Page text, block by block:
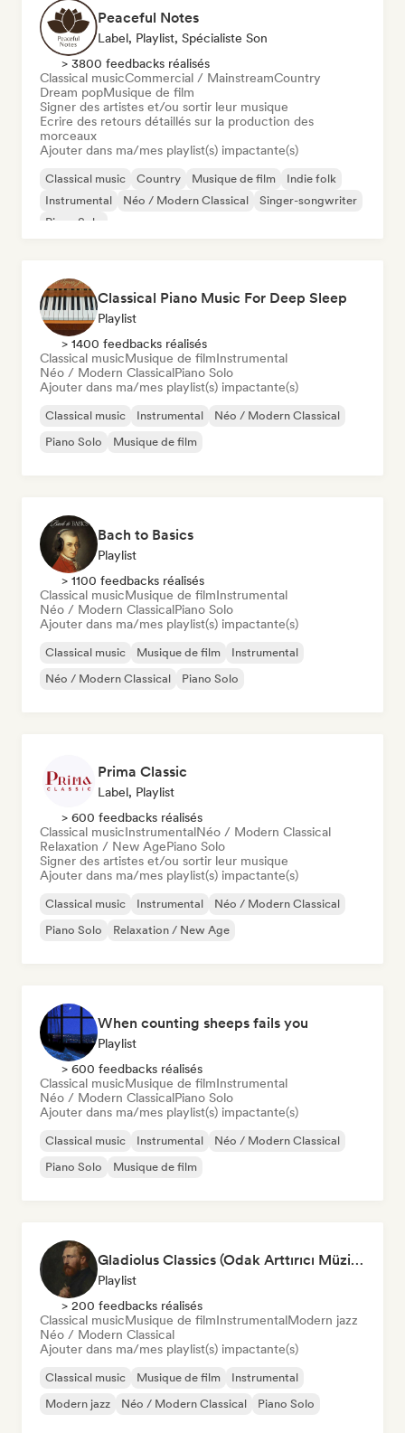
Peaceful Notes
Label, Playlist, Spécialiste Son
> 3800 feedbacks réalisés
Classical musicCommercial / MainstreamCountry
Dream popMusique de film
Signer des artistes et/ou sortir leur musique
Ecrire des retours détaillés sur la production des
morceaux
Ajouter dans ma/mes playlist(s) impactante(s)
Classical music Country Musique de film
Indie folk
Instrumental
Néo / Modern Classical
Singer-songwriter
Piano Solo
Classical Piano Music For Deep Sleep
Playlist
> 1400 feedbacks réalisés
Classical musicMusique de filmInstrumental
Néo / Modern ClassicalPiano Solo
Ajouter dans ma/mes playlist(s) impactante(s)
Classical music Instrumental
Néo / Modern Classical
Piano Solo
Musique de film
Bach to Basics
Playlist
> 1100 feedbacks réalisés
Classical musicMusique de filmInstrumental
Néo / Modern ClassicalPiano Solo
Ajouter dans ma/mes playlist(s) impactante(s)
Classical music Musique de film
Instrumental
Néo / Modern Classical
Piano Solo
Prima Classic
Label, Playlist
> 600 feedbacks réalisés
Classical musicInstrumentalNéo / Modern Classical
Relaxation / New AgePiano Solo
Signer des artistes et/ou sortir leur musique
Ajouter dans ma/mes playlist(s) impactante(s)
Classical music Instrumental
Néo / Modern Classical
Piano Solo
Relaxation / New Age
When counting sheeps fails you
Playlist
> 600 feedbacks réalisés
Classical musicMusique de filmInstrumental
Néo / Modern ClassicalPiano Solo
Ajouter dans ma/mes playlist(s) impactante(s)
Classical music Instrumental
Néo / Modern Classical
Piano Solo
Musique de film
Gladiolus Classics (Odak Arttırıcı Müzikler)
Playlist
> 200 feedbacks réalisés
Classical musicMusique de filmInstrumentalModern jazz
Néo / Modern Classical
Ajouter dans ma/mes playlist(s) impactante(s)
Classical music Musique de film
Instrumental
Modern jazz
Néo / Modern Classical Piano Solo